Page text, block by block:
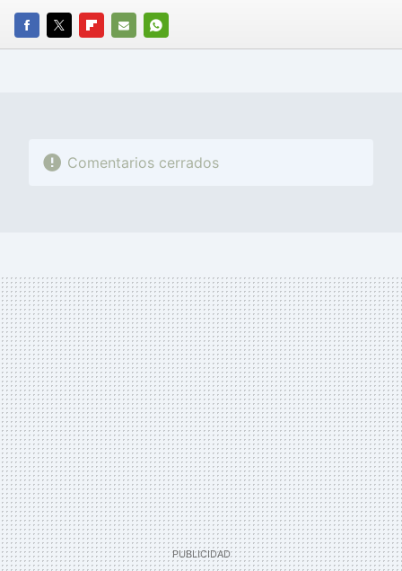
FACEBOOK
TWITTERFLIPBOARD
E-
WHATSAPP
Comentarios cerrados